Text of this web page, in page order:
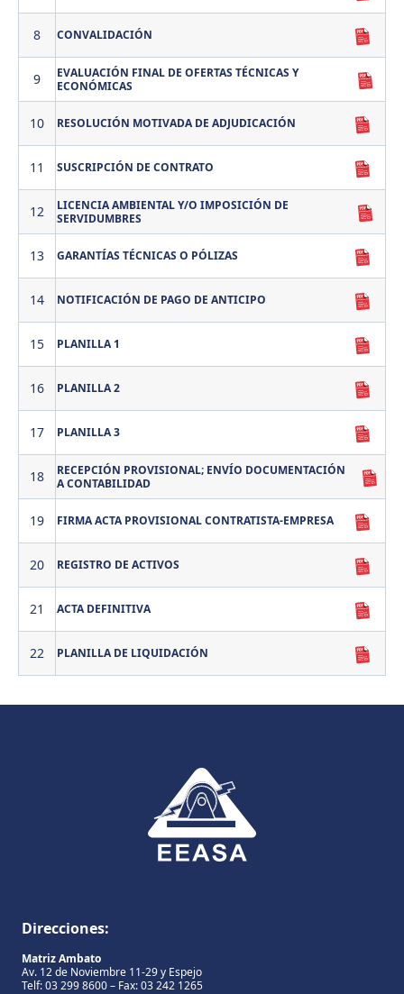
8 CONVALIDACIÓN
9
EVALUACIÓN FINAL DE OFERTAS TÉCNICAS Y
ECONÓMICAS
10 RESOLUCIÓN MOTIVADA DE ADJUDICACIÓN
11 SUSCRIPCIÓN DE CONTRATO
12
LICENCIA AMBIENTAL Y/O IMPOSICIÓN DE
SERVIDUMBRES
13 GARANTÍAS TÉCNICAS O PÓLIZAS
14 NOTIFICACIÓN DE PAGO DE ANTICIPO
15 PLANILLA 1
16 PLANILLA 2
17 PLANILLA 3
18
RECEPCIÓN PROVISIONAL; ENVÍO DOCUMENTACIÓN
A CONTABILIDAD
19 FIRMA ACTA PROVISIONAL CONTRATISTA-EMPRESA
20 REGISTRO DE ACTIVOS
21 ACTA DEFINITIVA
22 PLANILLA DE LIQUIDACIÓN
Direcciones:
Matriz Ambato
Av. 12 de Noviembre 11-29 y Espejo
Telf: 03 299 8600 – Fax: 03 242 1265